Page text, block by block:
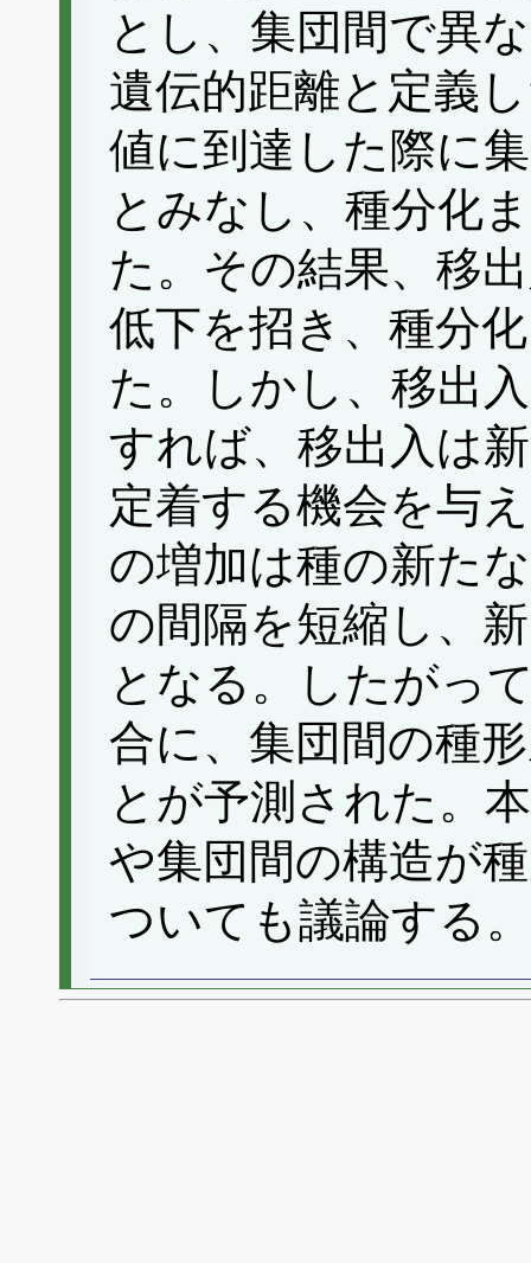
とし、集団間で異
遺伝的距離と定義
値に到達した際に
とみなし、種分化
た。その結果、移
低下を招き、種分
た。しかし、移出
すれば、移出入は
定着する機会を与
の増加は種の新た
の間隔を短縮し、
となる。したがっ
合に、集団間の種
とが予測された。
や集団間の構造が
ついても議論する。